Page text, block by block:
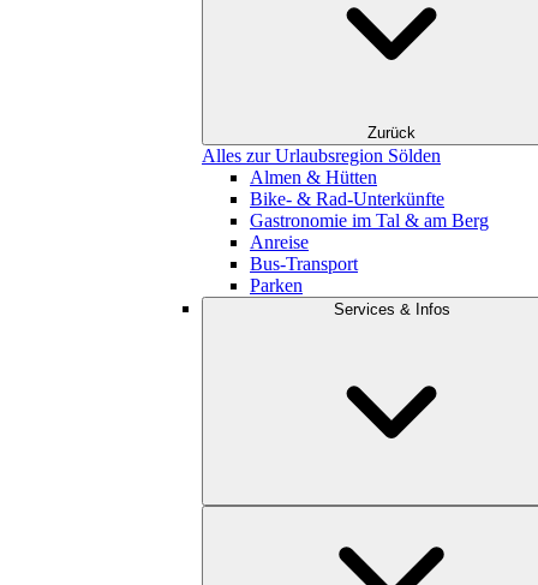
Zurück
Alles zur Urlaubsregion Sölden
Almen & Hütten
Bike- & Rad-Unterkünfte
Gastronomie im Tal & am Berg
Anreise
Bus-Transport
Parken
Services & Infos